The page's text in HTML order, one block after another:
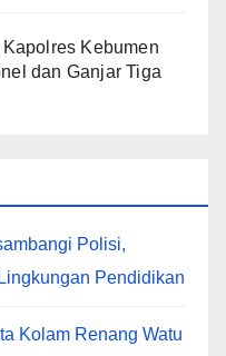
Kebumen
dan Ganjar Tiga
Polisi,
Pendidikan
Kolam Renang Watu